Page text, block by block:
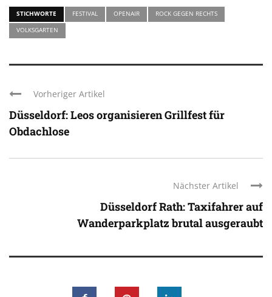
STICHWORTE FESTIVAL OPENAIR
ROCK GEGEN RECHTS
VOLKSGARTEN
Vorheriger Artikel
Düsseldorf: Leos organisieren Grillfest für
Obdachlose
Nächster Artikel
Düsseldorf Rath: Taxifahrer auf
Wanderparkplatz brutal ausgeraubt